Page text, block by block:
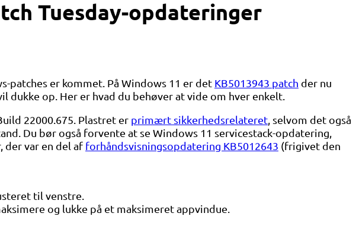
Tuesday-opdateringer
er kommet. På Windows 11 er det KB5013943 patch der nu
dukke op. Her er hvad du behøver at vide om hver enkelt.
22000.675. Plastret er primært sikkerhedsrelateret, selvom det også
Du bør også forvente at se Windows 11 servicestack-opdatering,
der var en del af forhåndsvisningsopdatering KB5012643 (frigivet den
til venstre.
og lukke på et maksimeret appvindue.